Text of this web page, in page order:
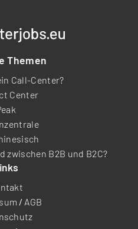
Themen
Call-Center?
Center
zwischen B2B und B2C?
/ AGB